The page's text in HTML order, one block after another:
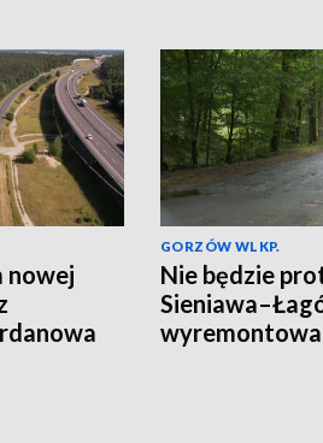
nowej
GORZÓW WLKP.
Nie będzie